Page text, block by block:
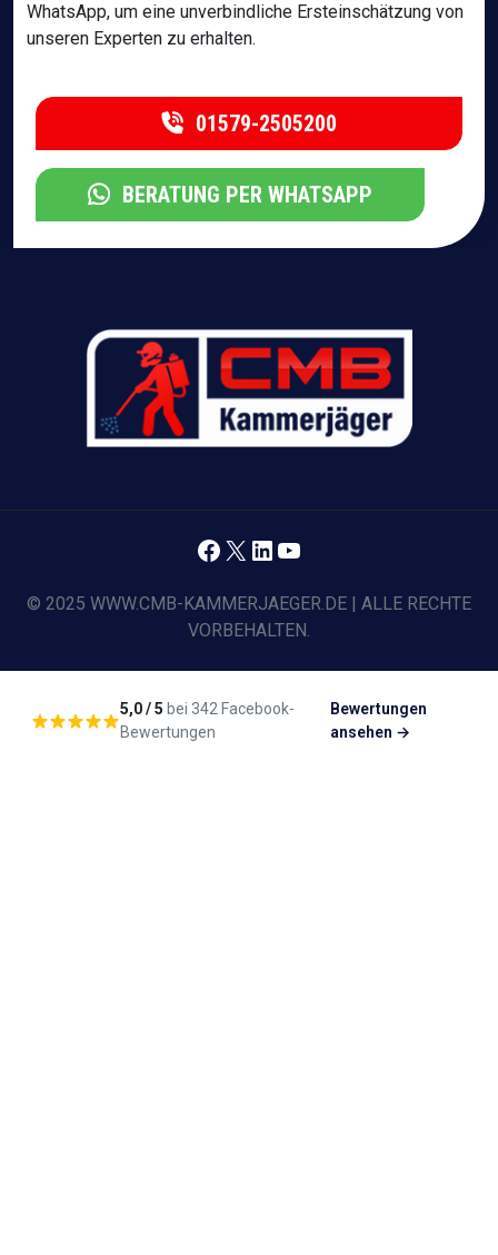
WhatsApp, um eine unverbindliche Ersteinschätzung von
unseren Experten zu erhalten.
01579-2505200
BERATUNG PER WHATSAPP
© 2025 WWW.CMB-KAMMERJAEGER.DE | ALLE RECHTE
VORBEHALTEN.
Facebook
X LinkedIn
YouTube
5,0 / 5 bei 342 Facebook-
Bewertungen
Bewertungen
ansehen →